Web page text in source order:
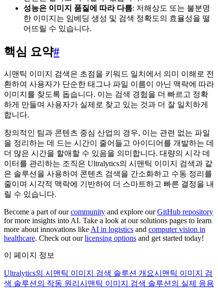
성능은 이미지 품질에 따라 다름: 저해상도 또는 불분명
한 이미지는 임베딩 생성 및 검색 정확도의 효율성을 떨
어뜨릴 수 있습니다.
핵심 요약#
시맨틱 이미지 검색은 초점을 키워드 일치에서 의미 이해로 전
환하여 사용자가 단순한 태그나 파일 이름이 아닌 맥락에 따라
이미지를 찾도록 돕습니다. 이는 검색 경험을 더 빠르고 정확
하게 만들며 사용자가 실제로 찾고 있는 것과 더 잘 일치하게
합니다.
창의적인 팀과 콘텐츠 중심 산업의 경우, 이는 관련 없는 파일
을 정리하는 데 드는 시간이 줄어들고 아이디어를 개발하는 데
더 많은 시간을 할애할 수 있음을 의미합니다. 대량의 시각 데
이터를 관리하는 조직은 Ultralytics의 시맨틱 이미지 검색과 같
은 솔루션을 사용하여 콘텐츠 검색을 간소화하고 수동 정리를
줄이며 시각적 맥락에 기반하여 더 스마트하고 빠른 결정을 내
릴 수 있습니다.
Become a part of ourcommunity and explore ourGitHub repository
for more insights into AI. Take a look at our solutions pages to learn
more about innovations like AI in logistics and computer vision in
healthcare. Check out ourlicensing options and get started today!
이 페이지 정보
Ultralytics의 시맨틱 이미지 검색 솔루션 개요시맨틱 이미지 검
색 솔루션의 작동 원리 시맨틱 이미지 검색 솔루션의 실제 응용